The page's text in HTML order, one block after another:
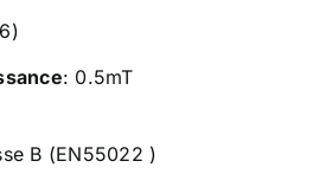
: 0.5mT
B (EN55022 )